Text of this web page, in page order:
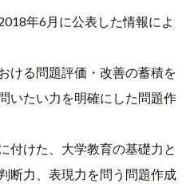
年6月に公表した情報によ
ける問題評価・改善の蓄積を
いたい力を明確にした問題作
付けた、大学教育の基礎力と
断力、表現力を問う問題作成